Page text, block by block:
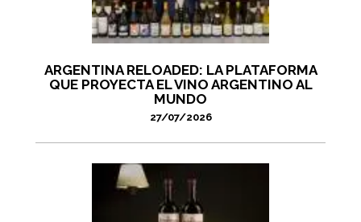
ARGENTINA RELOADED: LA PLATAFORMA
QUE PROYECTA EL VINO ARGENTINO AL
MUNDO
27/07/2026